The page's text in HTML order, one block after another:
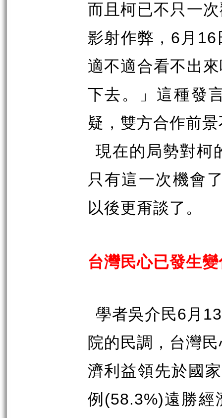
而且柯已不只一
影射作弊， 6 月 16
適不適合看不出
下去。」這種發
疑，雙方合作前
現在的局勢對柯
只有這一次機會
以後更甭談了。
台灣民心已發生
學者吳介民6 月 13
院的民調，台灣
濟利益領先於國
例 (58.3%)遠勝經